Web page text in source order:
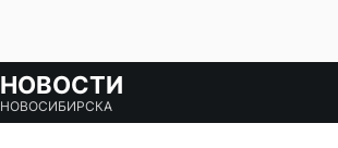
НОВОСТИ
НОВОСИБИРСКА